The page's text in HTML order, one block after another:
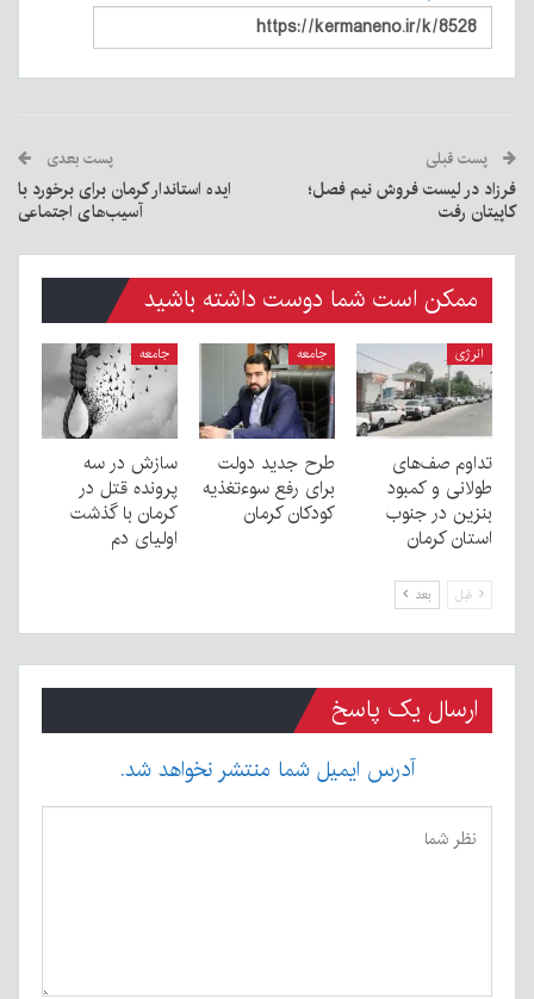
پست قبلی
فرزاد در لیست فروش نیم فصل؛
کاپیتان رفت
پست بعدی
ایده استاندار کرمان برای برخورد با
آسیب‌های اجتماعی
ممکن است شما دوست داشته باشید
انرژی
تداوم صف‌های
طولانی و کمبود
بنزین در جنوب
استان کرمان
جامعه
طرح جدید دولت
برای رفع سوءتغذیه
کودکان کرمان
جامعه
سازش در سه
پرونده قتل در
کرمان با گذشت
اولیای دم
قبل بعد
ارسال یک پاسخ
آدرس ایمیل شما منتشر نخواهد شد.